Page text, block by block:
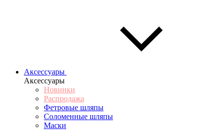
Аксессуары
Аксессуары
Новинки
Распродажа
Фетровые шляпы
Соломенные шляпы
Маски